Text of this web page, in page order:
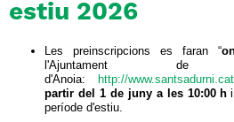
estiu 2026
Les preinscripcions es faran “
l'Ajuntament
d'Anoia:
http://
partir del 1 de juny a les 10:00 h
període d'estiu.